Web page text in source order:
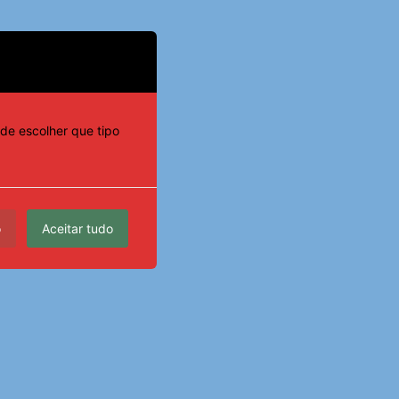
escolher que tipo
Aceitar tudo